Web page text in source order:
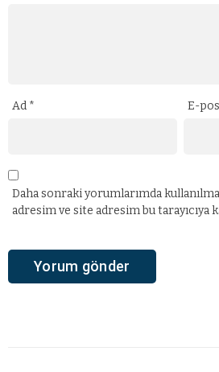
Ad * E-
Daha sonraki yorumlarımda
adresim ve site adresim bu tarayıcıya